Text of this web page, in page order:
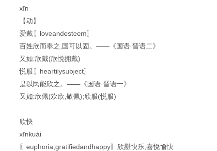
xīn
【动】
爱戴〖loveandesteem〗
百姓欣而奉之,国可以固。——《国语·晋语二》
又如:欣戴(欣悦拥戴)
悦服〖heartilysubject〗
是以民能欣之。——《国语·晋语一》
又如:欣佩(欢欣,敬佩);欣服(悦服)
欣快
xīnkuài
〖euphoria;gratifiedandhappy〗欣慰快乐;喜悦愉快